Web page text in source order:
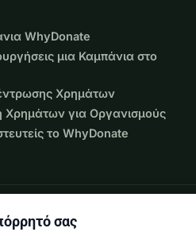
WhyDonate
μια Καμπάνια στο
Χρημάτων
Χρημάτων για Οργανισμούς
το WhyDonate
σας